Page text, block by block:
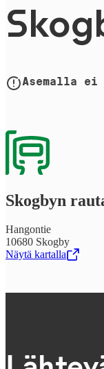
Asemalla
Skogbyn
Hangontie
10680 Skogby
Näytä kartalla
,Avataan uudessa